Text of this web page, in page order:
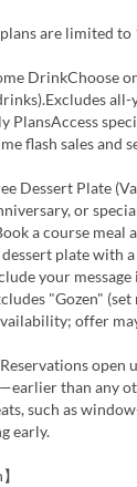
are limited to
DrinkChoose
PlansAccess
flash sales and
Dessert Plate
or
a course meal
plate with
your
"Gozen" (set
offer
open
than any
such as
early.